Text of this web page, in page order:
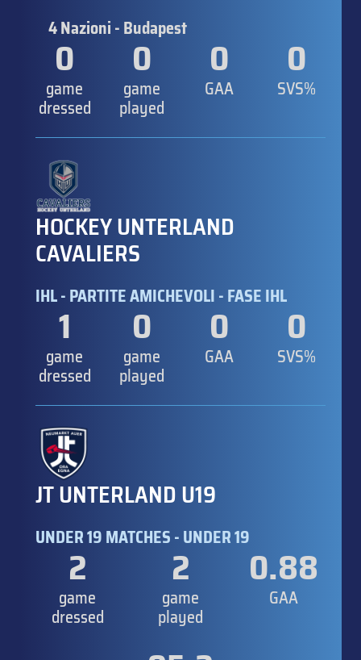
4 Nazioni - Budapest
0
game
dressed
0
game
played
0
GAA
0
SVS%
HOCKEY UNTERLAND
CAVALIERS
IHL - PARTITE AMICHEVOLI - FASE IHL
1
game
dressed
0
game
played
0
GAA
0
SVS%
JT UNTERLAND U19
UNDER 19 MATCHES - UNDER 19
2
game
dressed
2
game
played
0.88
GAA